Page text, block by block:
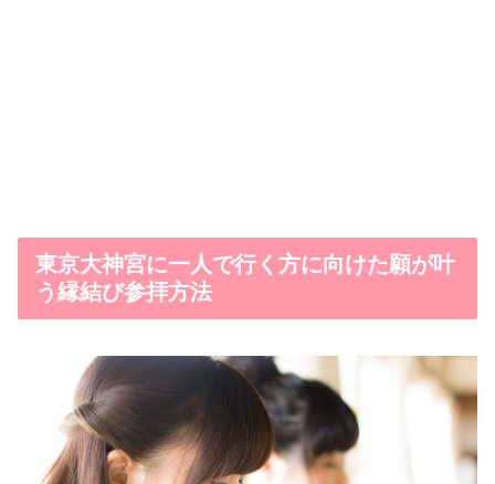
東京大神宮に一人で行く方に向けた願が叶
う縁結び参拝方法